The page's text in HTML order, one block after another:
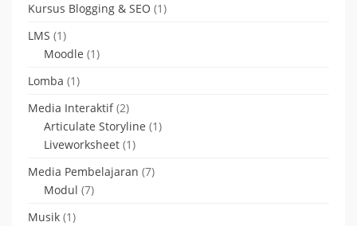
Kursus Blogging & SEO (1)
LMS (1)
Moodle (1)
Lomba (1)
Media Interaktif(2)
Articulate Storyline (1)
Liveworksheet (1)
Media Pembelajaran (7)
Modul (7)
Musik (1)